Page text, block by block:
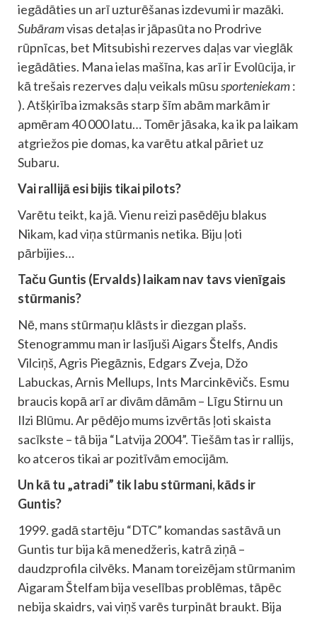
iegādāties un arī uzturēšanas izdevumi ir mazāki.
Subāramvisas detaļas ir jāpasūta no Prodrive
rūpnīcas, bet Mitsubishi rezerves daļas var vieglāk
iegādāties. Mana ielas mašīna, kas arī ir Evolūcija, ir
kā trešais rezerves daļu veikals mūsusporteniekam:
). Atšķirība izmaksās starp šīm abām markām ir
apmēram 40 000 latu… Tomēr jāsaka, ka ik pa laikam
atgriežos pie domas, ka varētu atkal pāriet uz
Subaru.
Vai rallijā esi bijis tikai pilots?
Varētu teikt, ka jā. Vienu reizi pasēdēju blakus
Nikam, kad viņa stūrmanis netika. Biju ļoti
pārbijies…
Taču Guntis (Ervalds) laikam nav tavs vienīgais
stūrmanis?
Nē, mans stūrmaņu klāsts ir diezgan plašs.
Stenogrammu man ir lasījuši Aigars Štelfs, Andis
Vilciņš, Agris Piegāznis, Edgars Zveja, Džo
Labuckas, Arnis Mellups, Ints Marcinkēvičs. Esmu
braucis kopā arī ar divām dāmām – Līgu Stirnu un
Ilzi Blūmu. Ar pēdējo mums izvērtās ļoti skaista
sacīkste – tā bija “Latvija 2004”. Tiešām tas ir rallijs,
ko atceros tikai ar pozitīvām emocijām.
Un kā tu „atradi” tik labu stūrmani, kāds ir
Guntis?
1999. gadā startēju “DTC” komandas sastāvā un
Guntis tur bija kā menedžeris, katrā ziņā –
daudzprofila cilvēks. Manam toreizējam stūrmanim
Aigaram Štelfam bija veselības problēmas, tāpēc
nebija skaidrs, vai viņš varēs turpināt braukt. Bija